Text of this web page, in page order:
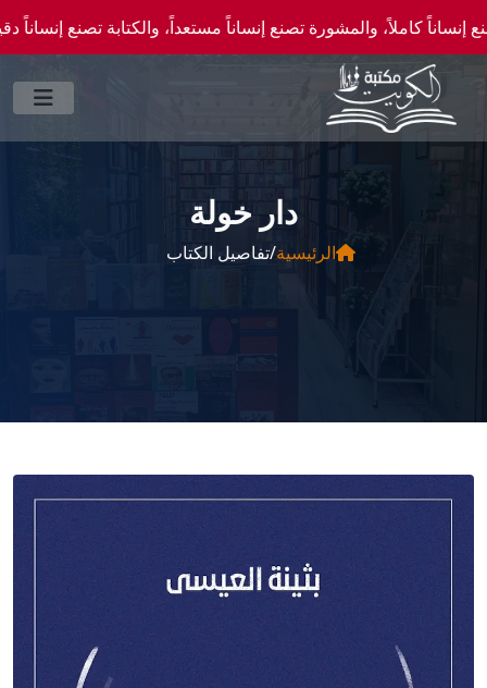
والمشورة تصنع إنساناً مستعداً، والكتابة تصنع إنساناً دقيقاً." —احصل علي عروض
دار خولة
الرئيسية/تفاصيل الكتاب